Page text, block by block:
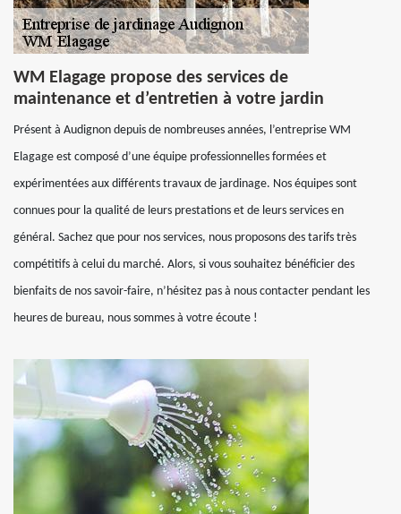
WM Elagage propose des services de
maintenance et d’entretien à votre jardin
Présent à Audignon depuis de nombreuses années, l’entreprise WM
Elagage est composé d’une équipe professionnelles formées et
expérimentées aux différents travaux de jardinage. Nos équipes sont
connues pour la qualité de leurs prestations et de leurs services en
général. Sachez que pour nos services, nous proposons des tarifs très
compétitifs à celui du marché. Alors, si vous souhaitez bénéficier des
bienfaits de nos savoir-faire, n’hésitez pas à nous contacter pendant les
heures de bureau, nous sommes à votre écoute !